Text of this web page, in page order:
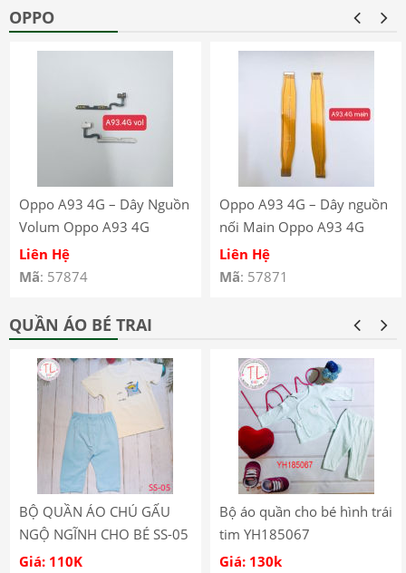
OPPO
Oppo A93 4G – Dây Nguồn
Volum Oppo A93 4G
CPH2121 CPH2123
Liên Hệ
Mã: 57874
Oppo A93 4G – Dây nguồn
nối Main Oppo A93 4G
CPH2121 CPH2123
Liên Hệ
Mã: 57871
QUẦN ÁO BÉ TRAI
BỘ QUẦN ÁO CHÚ GẤU
NGỘ NGĨNH CHO BÉ SS-05
Giá: 110K
Bộ áo quần cho bé hình trái
tim YH185067
Giá: 130k